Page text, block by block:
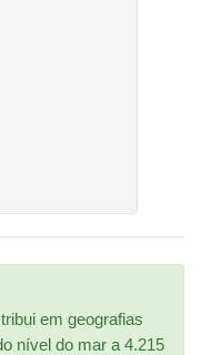
em geografias
nível do mar a 4.215